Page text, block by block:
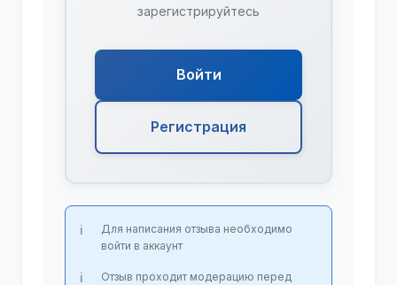
зарегистрируйтесь
Войти
Регистрация
Для написания отзыва необходимо
войти в аккаунт
Отзыв проходит модерацию перед